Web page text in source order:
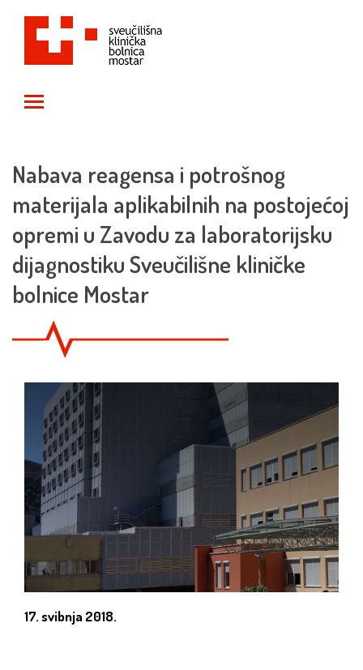
Nabava reagensa i potrošnog
materijala aplikabilnih na postojećoj
opremi u Zavodu za laboratorijsku
dijagnostiku Sveučilišne kliničke
bolnice Mostar
17. svibnja 2018.